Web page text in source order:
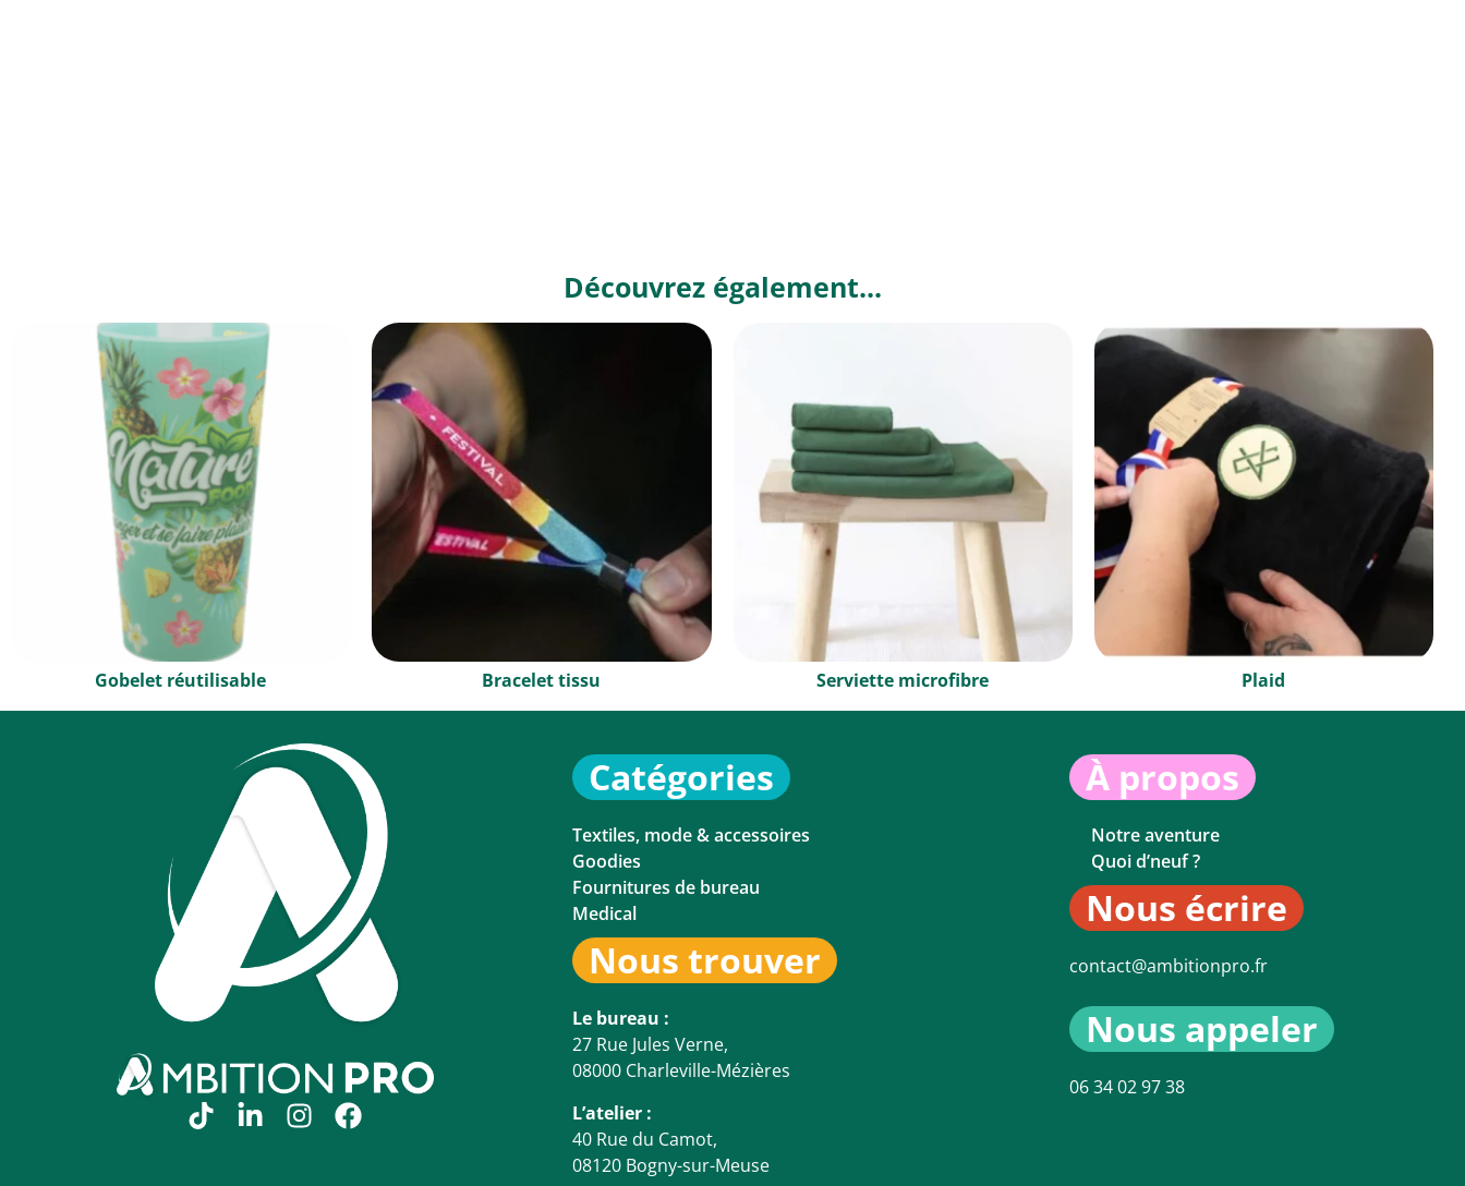
Découvrez également...
Gobelet réutilisable Bracelet tissu Serviette microfibre Plaid
Catégories
Textiles, mode & accessoires
Goodies
Fournitures de bureau
Medical
Nous trouver
Le bureau :
27 Rue Jules Verne,
08000 Charleville-Mézières
L’atelier :
40 Rue du Camot,
08120 Bogny-sur-Meuse
À propos
Notre aventure
Quoi d’neuf ?
Nous écrire
contact@ambitionpro.fr
Nous appeler
06 34 02 97 38